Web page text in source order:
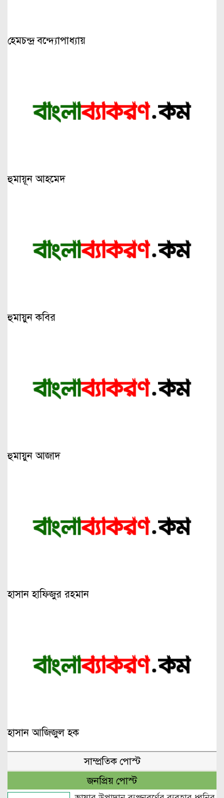
হেমচন্দ্র বন্দ্যোপাধ্যায়
হুমায়ূন আহমেদ
হুমায়ুন কবির
হুমায়ুন আজাদ
হাসান হাফিজুর রহমান
হাসান আজিজুল হক
সাম্প্রতিক পোস্ট
জনপ্রিয় পোস্ট